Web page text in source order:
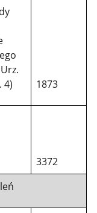
4)
1873
3372